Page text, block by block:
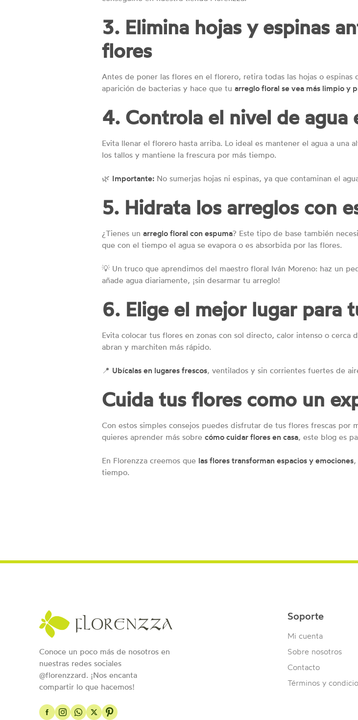
3. Elimina hojas y espinas
flores
Antes de poner las flores en el florero, retira todas las hojas o espinas
aparición de bacterias y hace que tu arreglo floral se vea más limpio y
4. Controla el nivel de agua
Evita llenar el florero hasta arriba. Lo ideal es mantener el agua a una
los tallos y mantiene la frescura por más tiempo.
🌿 Importante: No sumerjas hojas ni espinas, ya que contaminan el
5. Hidrata los arreglos con
¿Tienes un arreglo floral con espuma? Este tipo de base también
que con el tiempo el agua se evapora o es absorbida por las flores.
💡 Un truco que aprendimos del maestro floral Iván Moreno: haz un
añade agua diariamente, ¡sin desarmar tu arreglo!
6. Elige el mejor lugar para
Evita colocar tus flores en zonas con sol directo, calor intenso o cerca
abran y marchiten más rápido.
📍 Ubícalas en lugares frescos, ventilados y sin corrientes fuertes de
Cuida tus flores como un
Con estos simples consejos puedes disfrutar de tus flores frescas por
quieres aprender más sobre cómo cuidar flores en casa, este blog es
En Florenzza creemos que las flores transforman espacios y emociones,
tiempo.
Conoce un poco más de nosotros en
nuestras redes sociales
@florenzzard. ¡Nos encanta
compartir lo que hacemos!
Soporte
Mi cuenta
Sobre nosotros
Contacto
Términos y